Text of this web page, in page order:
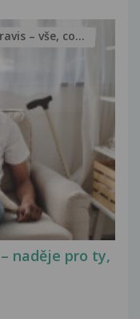
naděje pro ty,
– vše, co...